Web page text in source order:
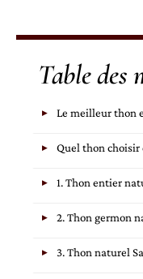
Table des
Le meilleur thon
Quel thon choisir
1. Thon entier
2. Thon germon
3. Thon naturel